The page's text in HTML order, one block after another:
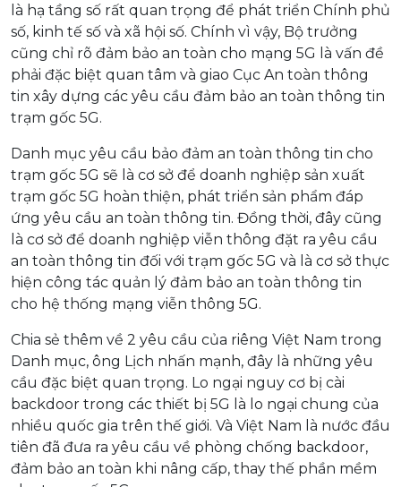
là hạ tầng số rất quan trọng để phát triển Chính phủ
số, kinh tế số và xã hội số. Chính vì vậy, Bộ trưởng
cũng chỉ rõ đảm bảo an toàn cho mạng 5G là vấn đề
phải đặc biệt quan tâm và giao Cục An toàn thông
tin xây dựng các yêu cầu đảm bảo an toàn thông tin
trạm gốc 5G.
Danh mục yêu cầu bảo đảm an toàn thông tin cho
trạm gốc 5G sẽ là cơ sở để doanh nghiệp sản xuất
trạm gốc 5G hoàn thiện, phát triển sản phẩm đáp
ứng yêu cầu an toàn thông tin. Đồng thời, đây cũng
là cơ sở để doanh nghiệp viễn thông đặt ra yêu cầu
an toàn thông tin đối với trạm gốc 5G và là cơ sở thực
hiện công tác quản lý đảm bảo an toàn thông tin
cho hệ thống mạng viễn thông 5G.
Chia sẻ thêm về 2 yêu cầu của riêng Việt Nam trong
Danh mục, ông Lịch nhấn mạnh, đây là những yêu
cầu đặc biệt quan trọng. Lo ngại nguy cơ bị cài
backdoor trong các thiết bị 5G là lo ngại chung của
nhiều quốc gia trên thế giới. Và Việt Nam là nước đầu
tiên đã đưa ra yêu cầu về phòng chống backdoor,
đảm bảo an toàn khi nâng cấp, thay thế phần mềm